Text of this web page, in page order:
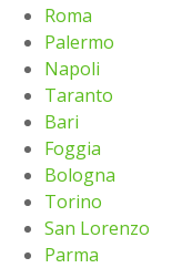
Roma
Palermo
Napoli
Taranto
Bari
Foggia
Bologna
Torino
San Lorenzo
Parma